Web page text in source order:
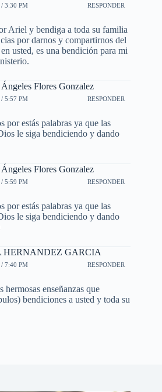
3:30 PM RESPONDER
Ariel y bendiga a toda su familia
por darnos y compartirnos del
usted, es una bendición para mi
Flores Gonzalez
5:57 PM RESPONDER
por estás palabras ya que las
le siga bendiciendo y dando
Flores Gonzalez
5:59 PM RESPONDER
por estás palabras ya que las
le siga bendiciendo y dando
HERNANDEZ GARCIA
7:40 PM RESPONDER
hermosas enseñanzas que
bendiciones a usted y toda su